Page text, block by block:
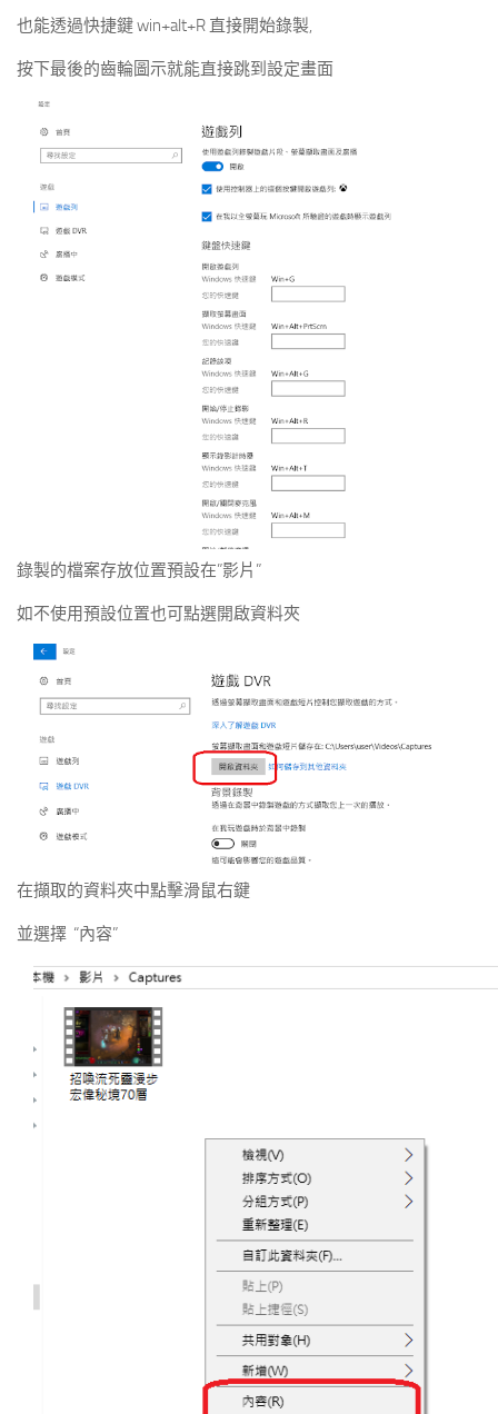
也能透過快捷鍵 win+alt+R 直接開始錄製,
按下最後的齒輪圖示就能直接跳到設定畫面
錄製的檔案存放位置預設在”影片”
如不使用預設位置也可點選開啟資料夾
在擷取的資料夾中點擊滑鼠右鍵
並選擇 “內容”